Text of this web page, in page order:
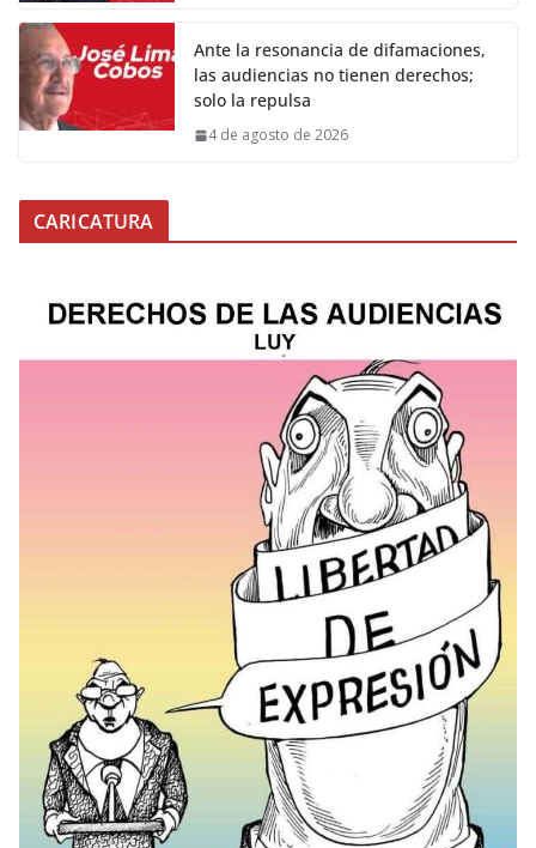
Ante la resonancia de difamaciones,
las audiencias no tienen derechos;
solo la repulsa
4 de agosto de 2026
CARICATURA